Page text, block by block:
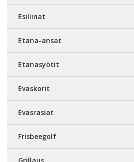
Esiliinat
Etana-ansat
Etanasyötit
Eväskorit
Eväsrasiat
Frisbeegolf